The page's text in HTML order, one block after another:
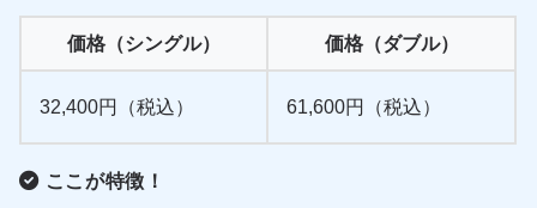
価格（シングル） 価格（ダブル）
32,400円（税込） 61,600円（税込）
ここが特徴！